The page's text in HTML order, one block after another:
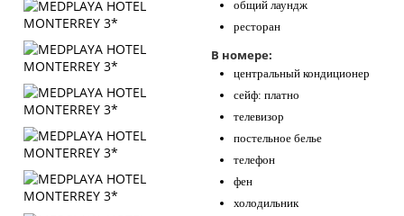
общий лаундж
ресторан
В номере:
центральный кондиционер
сейф: платно
телевизор
постельное белье
телефон
фен
холодильник